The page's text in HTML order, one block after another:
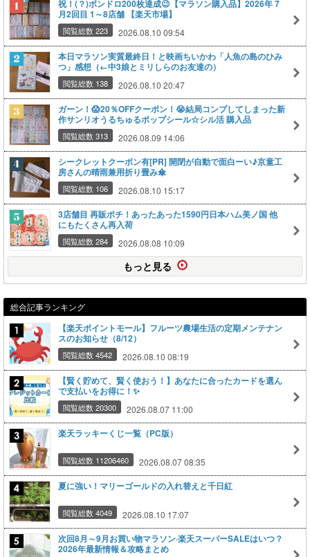
祝！(？)ボンドロ200枚達成😉【マラソン購入品】2026年 7
月2回目 1～8店舗 【楽天市場】
閲覧総数 223 2026.08.10 09:54
本日マラソン実質最終日！と映画ちいかわ「人魚の島のひみ
つ」感想（←中3娘とミリしらのお友達の）
閲覧総数 138 2026.08.10 20:47
ガーン！😱20％OFFクーポン！😭結局コンプしてしまった新
作サンリオうるちゅるポップシール☆シル活 購入品
閲覧総数 313 2026.08.09 14:06
シークレットクーポン有[PR] 開閉が自動で面白ーい♪京童工
房さんの晴雨兼用折り畳み傘
閲覧総数 106 2026.08.10 15:17
3店舗目 再販ポチ！あったあった1590円日本ハム美ノ国 他
にもたくさん再入荷
閲覧総数 284 2026.08.08 10:09
もっと見る
総合記事ランキング
【楽天ポイントモール】フルーツ農場生活の定期メンテナン
スのお知らせ（8/12）
閲覧総数 4542 2026.08.10 08:19
【賢く貯めて、賢く使おう！】あなたに合ったカードを選ん
で支払いをお得に！✨
閲覧総数 20300 2026.08.07 11:00
楽天ラッキーくじ一覧（PC版）
閲覧総数 11206460 2026.08.07 08:35
夏に強い！マリーゴールドの入れ替えと千日紅
閲覧総数 4049 2026.08.10 17:07
次回8月～9月お買い物マラソン·楽天スーパーSALEはいつ？
2026年最新情報＆攻略まとめ